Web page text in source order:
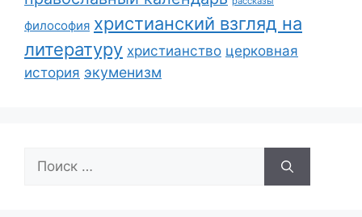
философия христианский взгляд на
литературу христианство церковная
история экуменизм
Поиск: